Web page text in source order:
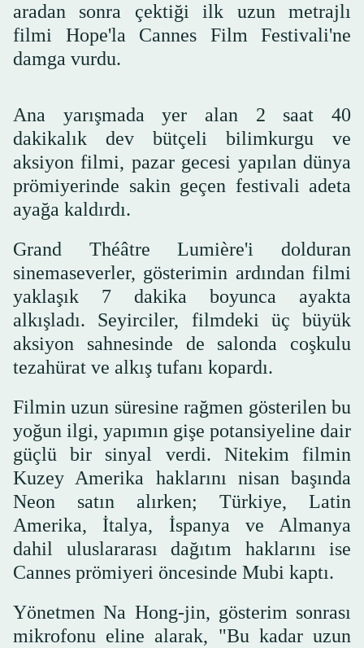
aradan sonra çektiği ilk uzun metrajlı
filmi Hope'la Cannes Film Festivali'ne
damga vurdu.
Ana yarışmada yer alan 2 saat 40
dakikalık dev bütçeli bilimkurgu ve
aksiyon filmi, pazar gecesi yapılan dünya
prömiyerinde sakin geçen festivali adeta
ayağa kaldırdı.
Grand Théâtre Lumière'i dolduran
sinemaseverler, gösterimin ardından filmi
yaklaşık 7 dakika boyunca ayakta
alkışladı. Seyirciler, filmdeki üç büyük
aksiyon sahnesinde de salonda coşkulu
tezahürat ve alkış tufanı kopardı.
Filmin uzun süresine rağmen gösterilen bu
yoğun ilgi, yapımın gişe potansiyeline dair
güçlü bir sinyal verdi. Nitekim filmin
Kuzey Amerika haklarını nisan başında
Neon satın alırken; Türkiye, Latin
Amerika, İtalya, İspanya ve Almanya
dahil uluslararası dağıtım haklarını ise
Cannes prömiyeri öncesinde Mubi kaptı.
Yönetmen Na Hong-jin, gösterim sonrası
mikrofonu eline alarak, "Bu kadar uzun